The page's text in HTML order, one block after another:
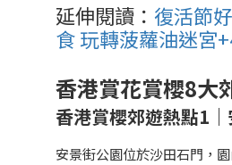
延伸閱讀： 復活節
食 玩轉菠蘿油迷宮
香港賞花賞櫻8大
香港賞櫻郊遊熱點1
安景街公園位於沙田石門，